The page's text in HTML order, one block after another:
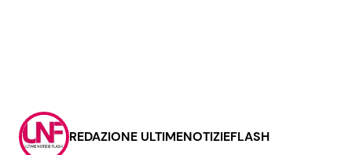
REDAZIONE ULTIMENOTIZIEFLASH